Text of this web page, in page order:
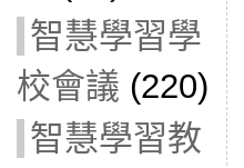
智慧學習學
校會議 (220)
智慧學習教